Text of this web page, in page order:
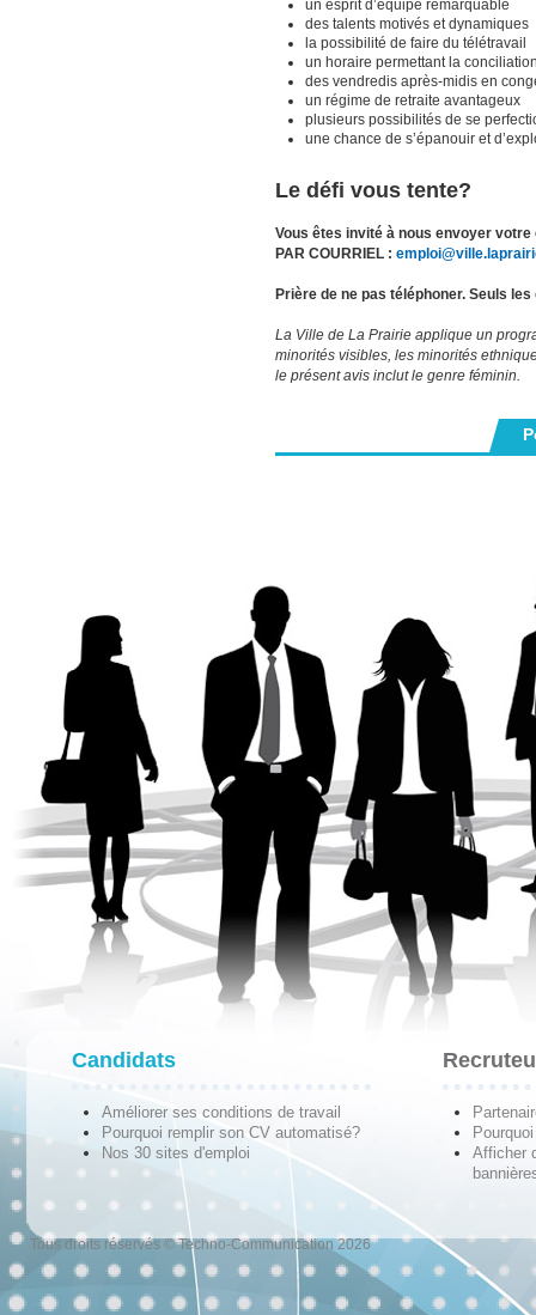
un esprit d’équipe remarquable
des talents motivés et dynamiques
la possibilité de faire du télétravail
un horaire permettant la
des vendredis après-midis en
un régime de retraite avantageux
plusieurs possibilités de se
une chance de s’épanouir et
Le défi vous tente?
Vous êtes invité à nous envoyer
PAR COURRIEL :
Prière de ne pas téléphoner. Seuls
La Ville de La Prairie applique un
minorités visibles, les minorités
le présent avis inclut le genre féminin.
Candidats
Améliorer ses conditions de travail
Pourquoi remplir son CV automatisé?
Nos 30 sites d'emploi
Afficher
Tous droits réservés © Techno-Communication 2026